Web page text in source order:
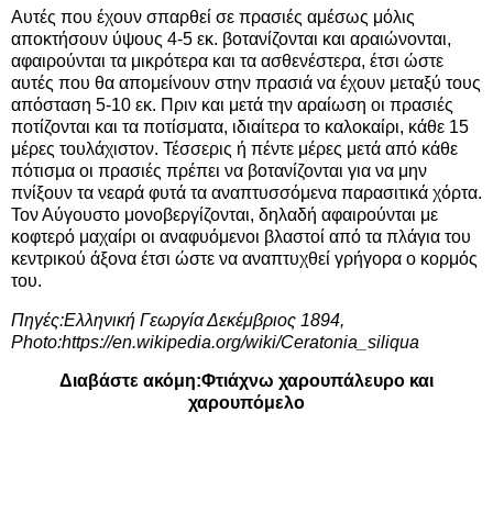
Αυτές που έχουν σπαρθεί σε πρασιές αμέσως μόλις
αποκτήσουν ύψους 4-5 εκ. βοτανίζονται και αραιώνονται,
αφαιρούνται τα μικρότερα και τα ασθενέστερα, έτσι ώστε
αυτές που θα απομείνουν στην πρασιά να έχουν μεταξύ τους
απόσταση 5-10 εκ. Πριν και μετά την αραίωση οι πρασιές
ποτίζονται και τα ποτίσματα, ιδιαίτερα το καλοκαίρι, κάθε 15
μέρες τουλάχιστον. Τέσσερις ή πέντε μέρες μετά από κάθε
πότισμα οι πρασιές πρέπει να βοτανίζονται για να μην
πνίξουν τα νεαρά φυτά τα αναπτυσσόμενα παρασιτικά χόρτα.
Τον Αύγουστο μονοβεργίζονται, δηλαδή αφαιρούνται με
κοφτερό μαχαίρι οι αναφυόμενοι βλαστοί από τα πλάγια του
κεντρικού άξονα έτσι ώστε να αναπτυχθεί γρήγορα ο κορμός
του.
Πηγές:Ελληνική Γεωργία Δεκέμβριος 1894,
Photo:https://en.wikipedia.org/wiki/Ceratonia_siliqua
Διαβάστε ακόμη:Φτιάχνω χαρουπάλευρο και
χαρουπόμελο